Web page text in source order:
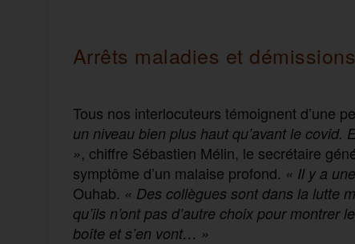
Arrêts maladies et
Tous nos interlocuteurs témoignent d’une
un niveau bien plus haut qu’avant le
», chiffre Sébastien Mélin, le secrétaire
symptôme d’un malaise profond. « Il y a
Ouhab. « Des collègues sont dans la lutte
qu’ils n’ont pas d’autre choix pour
boîte et s’en vont… »